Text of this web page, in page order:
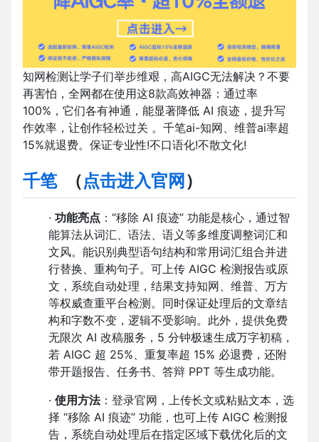
知网检测让学子们举步维艰，高AIGC无法解决？不要
再害怕，全网都在使用这8款高效神器：通过率
100%，它们各有神通，能显著降低 AI 痕迹，提升写
作效率，让创作轻松过关 。千笔ai-知网、维普ai率超
15%就退费。保证专业性!不口语化!不散文化!
千笔（点击进入官网 ）
· 功能亮点 ：“移除 AI 痕迹” 功能是核心，通过智
能算法从词汇、语法、语义等多维度调整词汇和
文风。能识别典型语句结构和常用词汇组合并进
行替换、重构句子。可上传 AIGC 检测报告或原
文，系统自动处理，结果支持知网、维普、万方
等权威查重平台检测。同时保证处理后的文章结
构和字数不变，逻辑不受影响。此外，提供免费
无限次 AI 改稿服务，5 分钟极速生成万字初稿，
若 AIGC 超 25%、重复率超 15% 必退费，还附
带开题报告、任务书、答辩 PPT 等生成功能。
· 使用方法：登录官网，上传长文或粘贴文本，选
择 “移除 AI 痕迹” 功能，也可上传 AIGC 检测报
告，系统自动处理后在指定区域下载优化后的文